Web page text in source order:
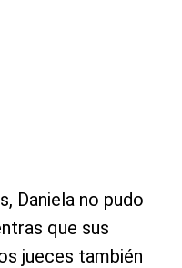
Daniela no pudo
que sus
jueces también